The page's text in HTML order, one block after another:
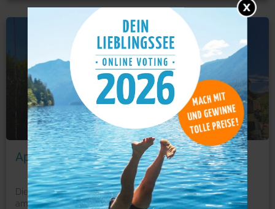
Hotel
Foto: © booking.com
Apfelwirt
Die Unterkunft Apfelwirt bietet Unterkünfte in Stubenberg
am See. Alle Zimmer sind mit einem Flachbild-TV